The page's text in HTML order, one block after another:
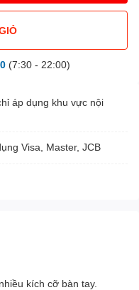
(7:30 - 22:00)
áp dụng khu vực nội
Visa, Master, JCB
kích cỡ bàn tay.